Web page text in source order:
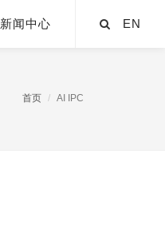
新闻中心 EN
首页 AI IPC